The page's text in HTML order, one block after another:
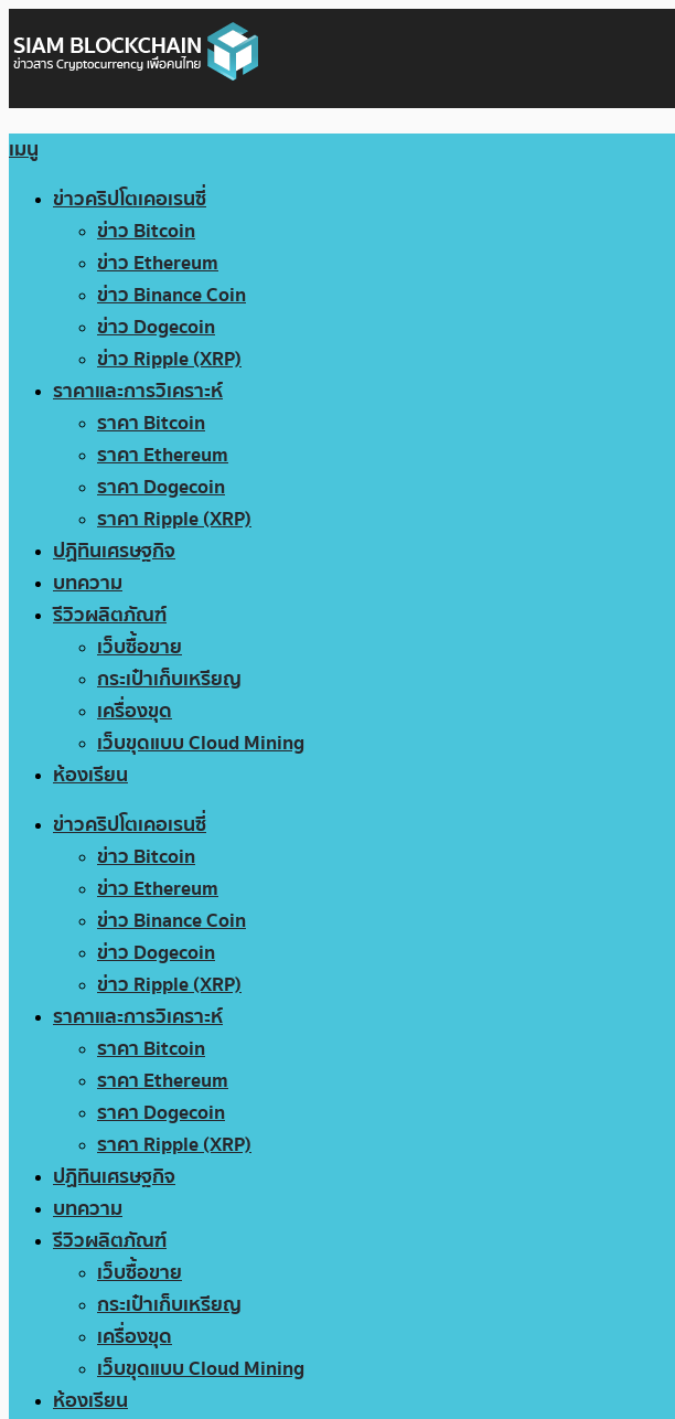
เมนู
ข่าวคริปโตเคอเรนซี่
ข่าว Bitcoin
ข่าว Ethereum
ข่าว Binance Coin
ข่าว Dogecoin
ข่าว Ripple (XRP)
ราคาและการวิเคราะห์
ราคา Bitcoin
ราคา Ethereum
ราคา Dogecoin
ราคา Ripple (XRP)
ปฏิทินเศรษฐกิจ
บทความ
รีวิวผลิตภัณฑ์
เว็บซื้อขาย
กระเป๋าเก็บเหรียญ
เครื่องขุด
เว็บขุดแบบ Cloud Mining
ห้องเรียน
ข่าวคริปโตเคอเรนซี่
ข่าว Bitcoin
ข่าว Ethereum
ข่าว Binance Coin
ข่าว Dogecoin
ข่าว Ripple (XRP)
ราคาและการวิเคราะห์
ราคา Bitcoin
ราคา Ethereum
ราคา Dogecoin
ราคา Ripple (XRP)
ปฏิทินเศรษฐกิจ
บทความ
รีวิวผลิตภัณฑ์
เว็บซื้อขาย
กระเป๋าเก็บเหรียญ
เครื่องขุด
เว็บขุดแบบ Cloud Mining
ห้องเรียน